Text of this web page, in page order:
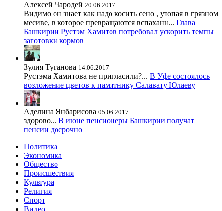
Алексей Чародей 20.06.2017
Видимо он знает как надо косить сено , утопая в грязном
месиве, в которое превращаются вспаханн... Глава
Башкирии Рустэм Хамитов потребовал ускорить темпы
заготовки кормов
Зулия Туганова 14.06.2017
Рустэма Хамитова не пригласили?... В Уфе состоялось
возложение цветов к памятнику Салавату Юлаеву
Аделина Янбарисова 05.06.2017
здорово... В июне пенсионеры Башкирии получат
пенсии досрочно
Политика
Экономика
Общество
Происшествия
Культура
Религия
Спорт
Видео